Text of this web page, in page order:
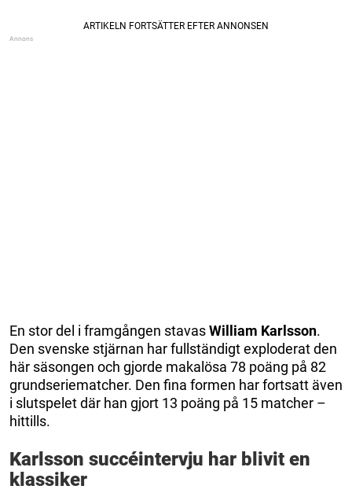
En stor del i framgången stavasWilliam Karlsson.
Den svenske stjärnan har fullständigt exploderat den
här säsongen och gjorde makalösa 78 poäng på 82
grundseriematcher. Den fina formen har fortsatt även
i slutspelet där han gjort 13 poäng på 15 matcher –
hittills.
Karlsson succéintervju har blivit en
klassiker